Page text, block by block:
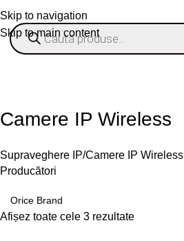
Skip to navigation
Skip to main content
Camere IP Wireless
Supraveghere IP Camere IP Wireless
Producători
Afișez toate cele 3 rezultate